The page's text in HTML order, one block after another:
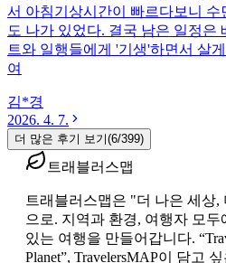
서 아침기상시간이 빠르다보니 수
도 나가 있었다. 결국 남은 일정은
트와 일행들에게 '기생'하면서 살
여
김*경
2026. 4. 7.
더 많은 후기 보기(6/399)
트래블러스맵
트래블러스맵은 "더 나은 세상,
으로. 지역과 환경, 여행자 모
있는 여행을 만들어갑니다.
Planet”, TravelersMAP이 담고